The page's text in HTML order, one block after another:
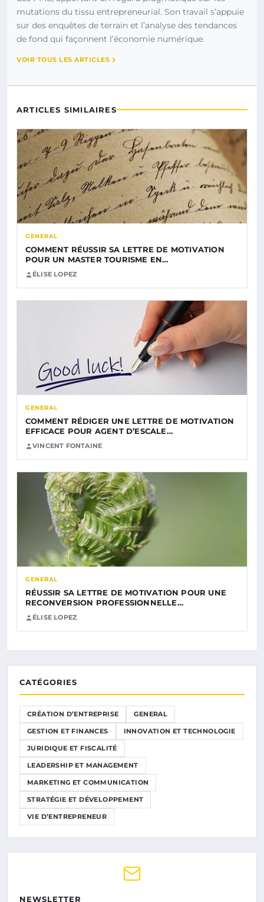
mutations du tissu entrepreneurial. Son travail s’appuie
sur des enquêtes de terrain et l’analyse des tendances
de fond qui façonnent l’économie numérique.
VOIR TOUS LES ARTICLES
ARTICLES SIMILAIRES
GENERAL
COMMENT RÉUSSIR SA LETTRE DE MOTIVATION
POUR UN MASTER TOURISME EN…
ÉLISE LOPEZ
GENERAL
COMMENT RÉDIGER UNE LETTRE DE MOTIVATION
EFFICACE POUR AGENT D’ESCALE…
VINCENT FONTAINE
GENERAL
RÉUSSIR SA LETTRE DE MOTIVATION POUR UNE
RECONVERSION PROFESSIONNELLE…
ÉLISE LOPEZ
CATÉGORIES
CRÉATION D’ENTREPRISE GENERAL
GESTION ET FINANCES INNOVATION ET TECHNOLOGIE
JURIDIQUE ET FISCALITÉ
LEADERSHIP ET MANAGEMENT
MARKETING ET COMMUNICATION
STRATÉGIE ET DÉVELOPPEMENT
VIE D’ENTREPRENEUR
NEWSLETTER